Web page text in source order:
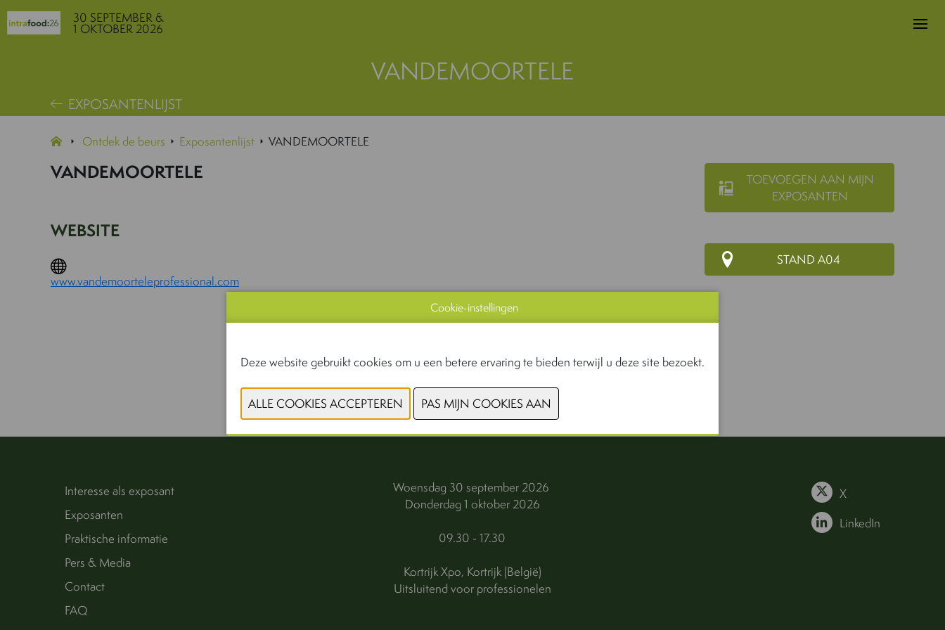
30 SEPTEMBER &
1 OKTOBER 2026
VANDEMOORTELE
EXPOSANTENLIJST
Ontdek de beurs Exposantenlijst VANDEMOORTELE
VANDEMOORTELE
TOEVOEGEN AAN MIJN
EXPOSANTEN
STAND A04
WEBSITE
www.vandemoorteleprofessional.com
VORIGE VOLGENDE
Interesse als exposant
Exposanten
Praktische informatie
Pers & Media
Contact
FAQ
Woensdag 30 september 2026
Donderdag 1 oktober 2026
09.30 - 17.30
Kortrijk Xpo, Kortrijk (België)
Uitsluitend voor professionelen
X
LinkedIn
Cookie-instellingen
Deze website gebruikt cookies om u een betere ervaring te bieden terwijl u deze site bezoekt.